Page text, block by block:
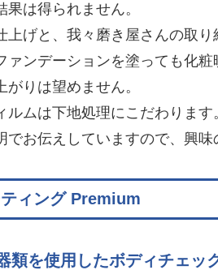
は得られません。
げと、我々磨き屋さんの取り
ァンデーションを塗っても化
りは望めません。
ムは下地処理にこだわります
お伝えしていますので、興味
ィング Premium
類を使用したボディチェッ